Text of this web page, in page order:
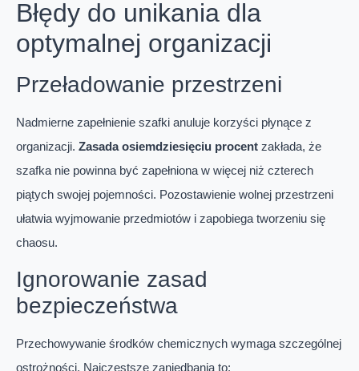
Błędy do unikania dla
optymalnej organizacji
Przeładowanie przestrzeni
Nadmierne zapełnienie szafki anuluje korzyści płynące z
organizacji. Zasada osiemdziesięciu procent zakłada, że
szafka nie powinna być zapełniona w więcej niż czterech
piątych swojej pojemności. Pozostawienie wolnej przestrzeni
ułatwia wyjmowanie przedmiotów i zapobiega tworzeniu się
chaosu.
Ignorowanie zasad
bezpieczeństwa
Przechowywanie środków chemicznych wymaga szczególnej
ostrożności. Najczęstsze zaniedbania to: